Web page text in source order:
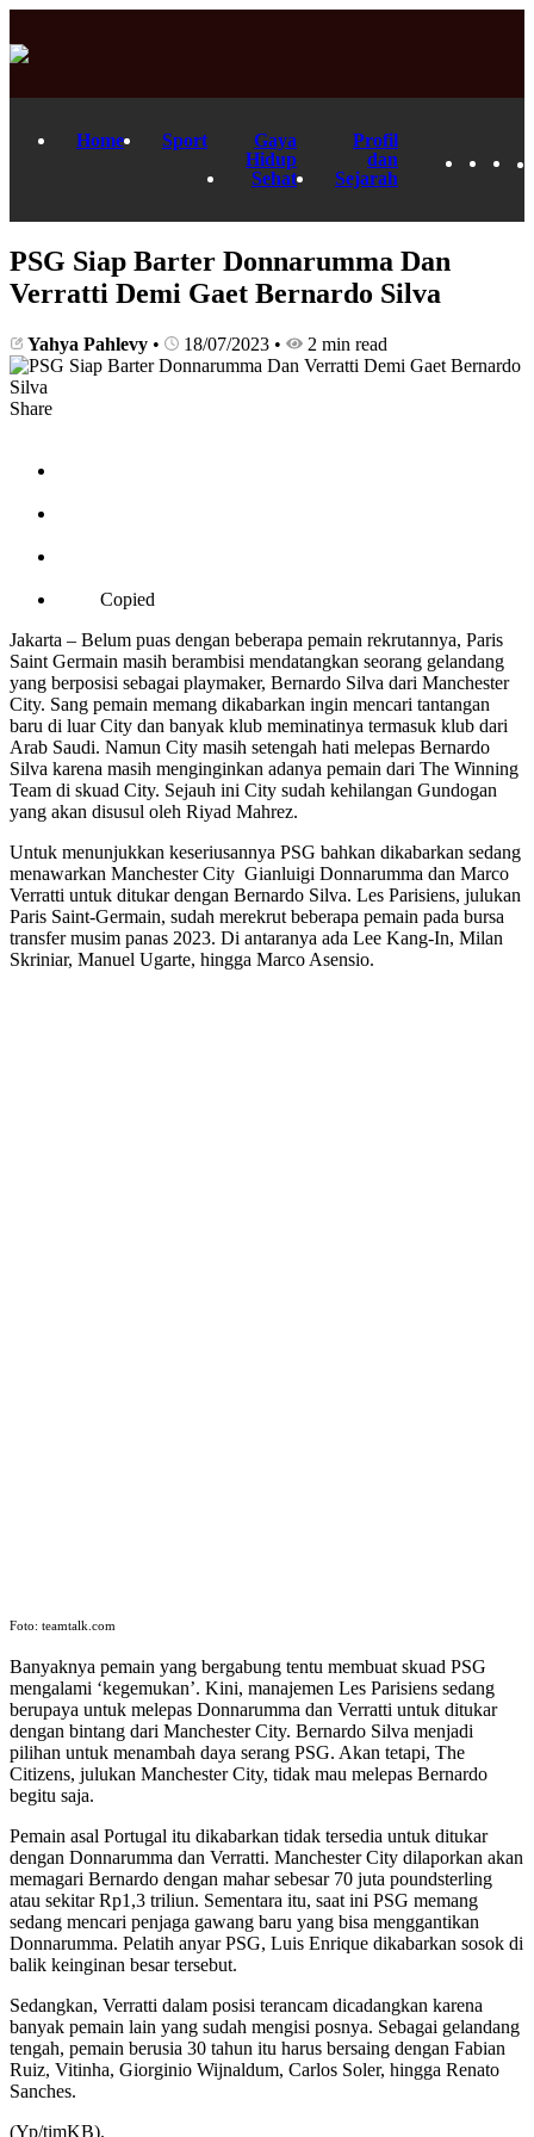
Home Sport
Gaya
Hidup
Sehat
Profil
dan
Sejarah
PSG Siap Barter Donnarumma Dan
Verratti Demi Gaet Bernardo Silva
Yahya Pahlevy • 18/07/2023 • 2 min read
Share
Copied
Jakarta – Belum puas dengan beberapa pemain rekrutannya, Paris
Saint Germain masih berambisi mendatangkan seorang gelandang
yang berposisi sebagai playmaker, Bernardo Silva dari Manchester
City. Sang pemain memang dikabarkan ingin mencari tantangan
baru di luar City dan banyak klub meminatinya termasuk klub dari
Arab Saudi. Namun City masih setengah hati melepas Bernardo
Silva karena masih menginginkan adanya pemain dari The Winning
Team di skuad City. Sejauh ini City sudah kehilangan Gundogan
yang akan disusul oleh Riyad Mahrez.
Untuk menunjukkan keseriusannya PSG bahkan dikabarkan sedang
menawarkan Manchester City Gianluigi Donnarumma dan Marco
Verratti untuk ditukar dengan Bernardo Silva. Les Parisiens, julukan
Paris Saint-Germain, sudah merekrut beberapa pemain pada bursa
transfer musim panas 2023. Di antaranya ada Lee Kang-In, Milan
Skriniar, Manuel Ugarte, hingga Marco Asensio.
Foto: teamtalk.com
Banyaknya pemain yang bergabung tentu membuat skuad PSG
mengalami ‘kegemukan’. Kini, manajemen Les Parisiens sedang
berupaya untuk melepas Donnarumma dan Verratti untuk ditukar
dengan bintang dari Manchester City. Bernardo Silva menjadi
pilihan untuk menambah daya serang PSG. Akan tetapi, The
Citizens, julukan Manchester City, tidak mau melepas Bernardo
begitu saja.
Pemain asal Portugal itu dikabarkan tidak tersedia untuk ditukar
dengan Donnarumma dan Verratti. Manchester City dilaporkan akan
memagari Bernardo dengan mahar sebesar 70 juta poundsterling
atau sekitar Rp1,3 triliun. Sementara itu, saat ini PSG memang
sedang mencari penjaga gawang baru yang bisa menggantikan
Donnarumma. Pelatih anyar PSG, Luis Enrique dikabarkan sosok di
balik keinginan besar tersebut.
Sedangkan, Verratti dalam posisi terancam dicadangkan karena
banyak pemain lain yang sudah mengisi posnya. Sebagai gelandang
tengah, pemain berusia 30 tahun itu harus bersaing dengan Fabian
Ruiz, Vitinha, Giorginio Wijnaldum, Carlos Soler, hingga Renato
Sanches.
(Yp/timKB).